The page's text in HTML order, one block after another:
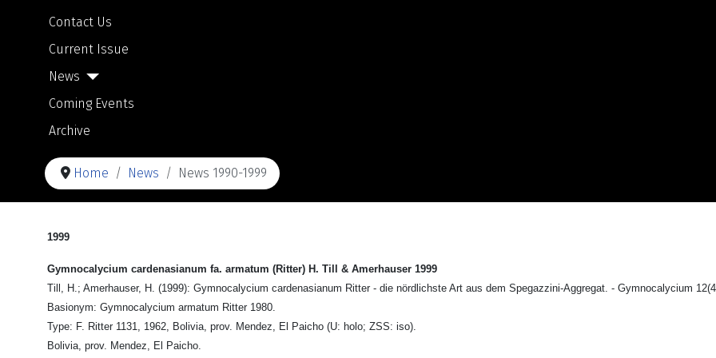
Contact Us
Current Issue
News
Coming Events
Archive
Home News News 1990-1999
1999
Gymnocalycium cardenasianum fa. armatum (Ritter) H. Till & Amerhauser 1999
Till, H.; Amerhauser, H. (1999): Gymnocalycium cardenasianum Ritter - die nördlichste Art aus dem Spegazzini-Aggregat. - Gymnocalycium
Basionym: Gymnocalycium armatum Ritter 1980.
Type: F. Ritter 1131, 1962, Bolivia, prov. Mendez, El Paicho (U: holo; ZSS: iso).
Bolivia, prov. Mendez, El Paicho.